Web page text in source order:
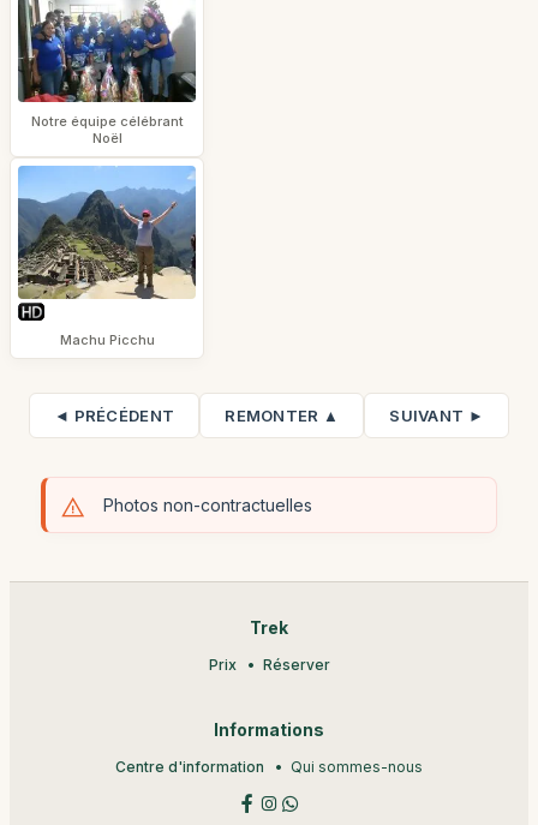
Notre équipe célébrant
Noël
Machu Picchu
◄ PRÉCÉDENT REMONTER ▲ SUIVANT ►
Photos non-contractuelles
Trek
Prix Réserver
Informations
Centre d'information Qui sommes-nous